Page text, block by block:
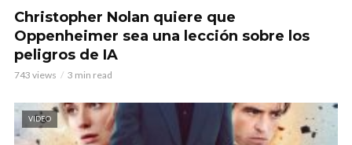
Christopher Nolan quiere que
Oppenheimer sea una lección sobre los
peligros de IA
743 views 3 min read
VIDEO